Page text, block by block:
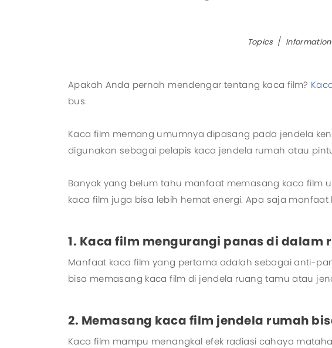
Topics
Apakah Anda pernah mendengar tentang kaca film?
bus.
Kaca film memang umumnya dipasang pada jendela
digunakan sebagai pelapis kaca jendela rumah atau
Banyak yang belum tahu manfaat memasang kaca film
kaca film juga bisa lebih hemat energi. Apa saja
1. Kaca film mengurangi panas di dalam
Manfaat kaca film yang pertama adalah sebagai anti-
bisa memasang kaca film di jendela ruang tamu atau
2. Memasang kaca film jendela rumah
Kaca film mampu menangkal efek radiasi cahaya